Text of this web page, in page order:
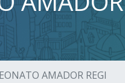
AMADOR REGI